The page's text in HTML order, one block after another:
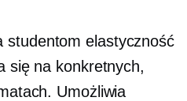
studentom elastyczność
się na konkretnych,
Umożliwia